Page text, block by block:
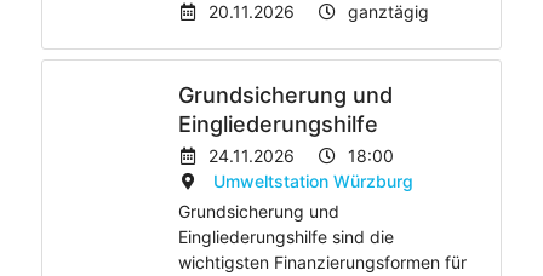
20.11.2026 ganztägig
Grundsicherung und
Eingliederungshilfe
24.11.2026
18:00
Umweltstation Würzburg
Grundsicherung und
Eingliederungshilfe sind die
wichtigsten Finanzierungsformen für